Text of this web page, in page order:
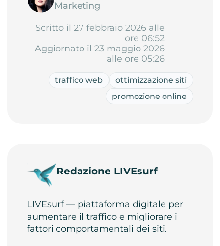
Marketing
Scritto il 27 febbraio 2026 alle
ore 06:52
Aggiornato il 23 maggio 2026
alle ore 05:26
traffico web
ottimizzazione siti
promozione online
Redazione LIVEsurf
LIVEsurf — piattaforma digitale per
aumentare il traffico e migliorare i
fattori comportamentali dei siti.